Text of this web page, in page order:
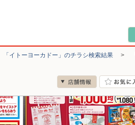
「イトーヨーカドー」のチラシ検索結果 >